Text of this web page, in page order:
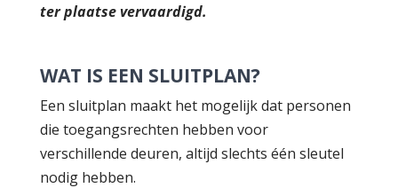
ter plaatse vervaardigd.
WAT IS EEN SLUITPLAN?
Een sluitplan maakt het mogelijk dat personen
die toegangsrechten hebben voor
verschillende deuren, altijd slechts één sleutel
nodig hebben.